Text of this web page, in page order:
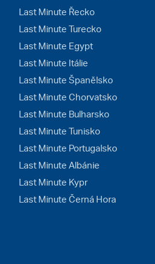
Last Minute Řecko
Last Minute Turecko
Last Minute Egypt
Last Minute Itálie
Last Minute Španělsko
Last Minute Chorvatsko
Last Minute Bulharsko
Last Minute Tunisko
Last Minute Portugalsko
Last Minute Albánie
Last Minute Kypr
Last Minute Černá Hora